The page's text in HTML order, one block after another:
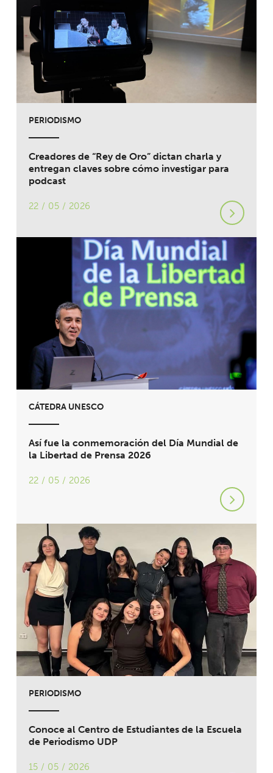
PERIODISMO
Creadores de “Rey de Oro” dictan charla y
entregan claves sobre cómo investigar para
podcast
22 / 05 / 2026
CÁTEDRA UNESCO
Así fue la conmemoración del Día Mundial de
la Libertad de Prensa 2026
22 / 05 / 2026
PERIODISMO
Conoce al Centro de Estudiantes de la Escuela
de Periodismo UDP
15 / 05 / 2026